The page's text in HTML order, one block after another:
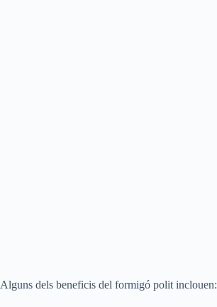
Alguns dels beneficis del formigó polit inclouen: